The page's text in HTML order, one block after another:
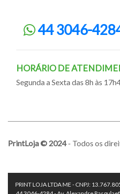
44 3046-
HORÁRIO DE
Segunda a Sexta das 8h às
PrintLoja © 2024- Todos os
PRINT LOJA LTDA ME - CNPJ: